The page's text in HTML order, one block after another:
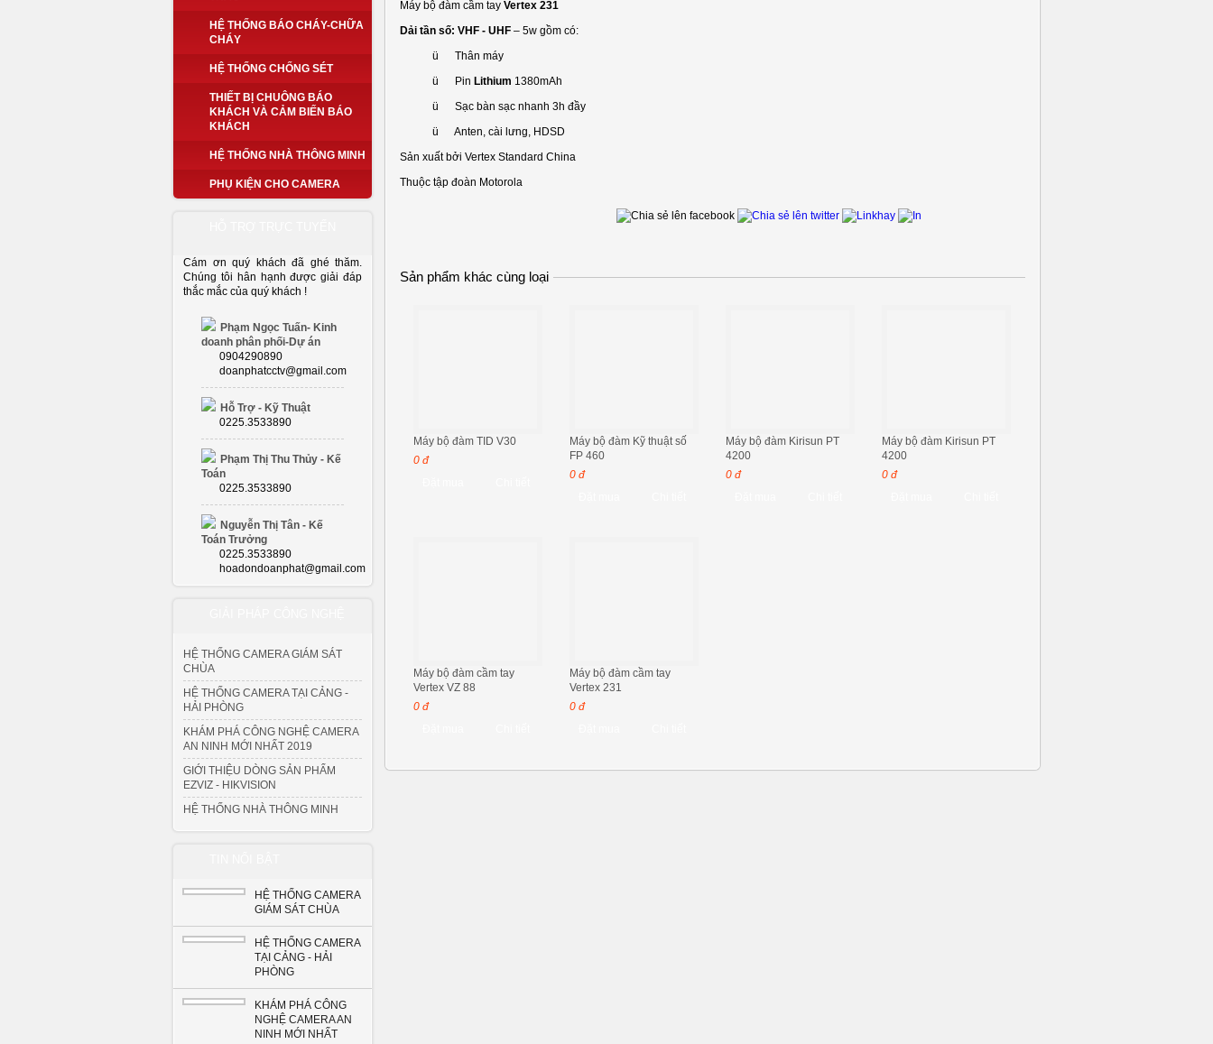
HỆ THỐNG BÁO CHÁY-CHỮA
CHÁY
HỆ THỐNG CHỐNG SÉT
THIẾT BỊ CHUÔNG BÁO
KHÁCH VÀ CẢM BIẾN BÁO
KHÁCH
HỆ THỐNG NHÀ THÔNG MINH
PHỤ KIỆN CHO CAMERA
Cám ơn quý khách đã ghé thăm.
Chúng tôi hân hạnh được giải đáp
thắc mắc của quý khách !
Phạm Ngọc Tuấn- Kinh
doanh phân phối-Dự án
0904290890
doanphatcctv@gmail.com
Hỗ Trợ - Kỹ Thuật
0225.3533890
Phạm Thị Thu Thủy - Kế
Toán
0225.3533890
Nguyễn Thị Tân - Kế
Toán Trưởng
0225.3533890
hoadondoanphat@gmail.com
HỆ THỐNG CAMERA GIÁM SÁT
CHÙA
HỆ THỐNG CAMERA TẠI CẢNG -
HẢI PHÒNG
KHÁM PHÁ CÔNG NGHỆ CAMERA
AN NINH MỚI NHẤT 2019
GIỚI THIỆU DÒNG SẢN PHẨM
EZVIZ - HIKVISION
HỆ THỐNG NHÀ THÔNG MINH
HỆ THỐNG CAMERA
GIÁM SÁT CHÙA
HỆ THỐNG CAMERA
TẠI CẢNG - HẢI
PHÒNG
KHÁM PHÁ CÔNG
NGHỆ CAMERA AN
NINH MỚI NHẤT
Máy bộ đàm cầm tay Vertex 231
Dải tần số: VHF - UHF – 5w gồm có:
ü Thân máy
ü Pin Lithium 1380mAh
ü Sạc bàn sạc nhanh 3h đầy
ü Anten, cài lưng, HDSD
Sản xuất bởi Vertex Standard China
Thuộc tập đoàn Motorola
Sản phẩm khác cùng loại
Máy bộ đàm TID V30
0 đ
Máy bộ đàm Kỹ thuật số
FP 460
0 đ
Máy bộ đàm Kirisun PT
4200
0 đ
Máy bộ đàm Kirisun PT
4200
0 đ
Máy bộ đàm cầm tay
Vertex VZ 88
0 đ
Máy bộ đàm cầm tay
Vertex 231
0 đ